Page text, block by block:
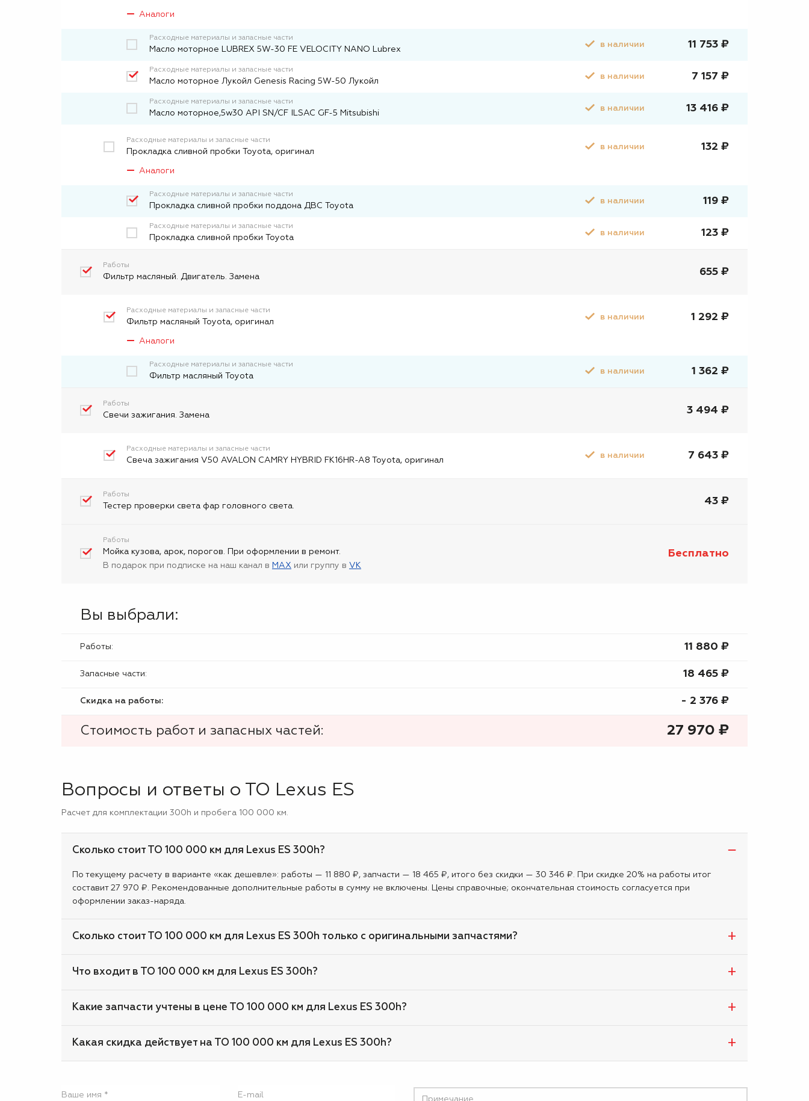
Аналоги
Расходные материалы и запасные части
Масло моторное LUBREX 5W-30 FE VELOCITY NANO Lubrex
в наличии 11 753 ₽
Расходные материалы и запасные части
Масло моторное Лукойл Genesis Racing 5W-50 Лукойл
в наличии 7 157 ₽
Расходные материалы и запасные части
Масло моторное,5w30 API SN/CF ILSAC GF-5 Mitsubishi
в наличии 13 416 ₽
Расходные материалы и запасные части
Прокладка сливной пробки Toyota, оригинал
в наличии 132 ₽
Аналоги
Расходные материалы и запасные части
Прокладка сливной пробки поддона ДВС Toyota
в наличии 119 ₽
Расходные материалы и запасные части
Прокладка сливной пробки Toyota
в наличии 123 ₽
Работы
Фильтр масляный. Двигатель. Замена 655 ₽
Расходные материалы и запасные части
Фильтр масляный Toyota, оригинал
в наличии 1 292 ₽
Аналоги
Расходные материалы и запасные части
Фильтp масляный Toyota
в наличии 1 362 ₽
Работы
Свечи зажигания. Замена 3 494 ₽
Расходные материалы и запасные части
Свеча зажигания V50 AVALON CAMRY HYBRID FK16HR-A8 Toyota, оригинал
в наличии 7 643 ₽
Работы
Тестер проверки света фар головного света. 43 ₽
Работы
Мойка кузова, арок, порогов. При оформлении в ремонт.
В подарок при подписке на наш канал в MAX или группу в VK
Бесплатно
Вы выбрали:
Работы: 11 880 ₷
Запасные части: 18 465 ₷
Скидка на работы: - 2 376 ₷
Стоимость работ и запасных частей: 27 970 ₷
Вопросы и ответы о ТО Lexus ES
Расчет для комплектации 300h и пробега 100 000 км.
Сколько стоит ТО 100 000 км для Lexus ES 300h?
По текущему расчету в варианте «как дешевле»: работы — 11 880 ₽, запчасти — 18 465 ₽, итого без скидки — 30 346 ₽. При скидке 20% на работы итог
составит 27 970 ₽. Рекомендованные дополнительные работы в сумму не включены. Цены справочные; окончательная стоимость согласуется при
оформлении заказ-наряда.
Сколько стоит ТО 100 000 км для Lexus ES 300h только с оригинальными запчастями?
Что входит в ТО 100 000 км для Lexus ES 300h?
Какие запчасти учтены в цене ТО 100 000 км для Lexus ES 300h?
Какая скидка действует на ТО 100 000 км для Lexus ES 300h?